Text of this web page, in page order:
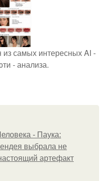
самых интересных AI -
- анализа.
- Паука:
выбрала не
артефакт